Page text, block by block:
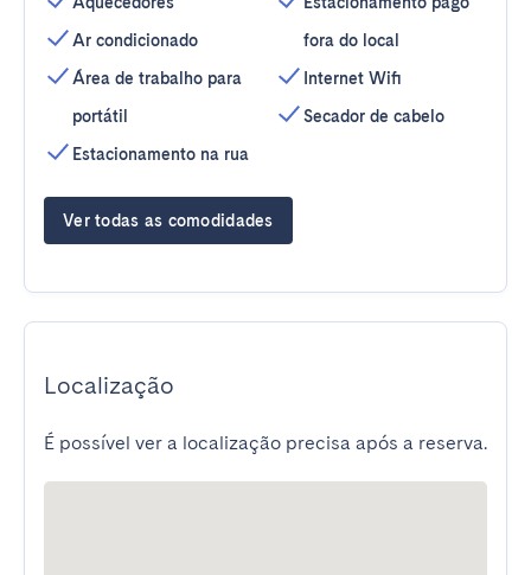
Ar condicionado
Área de trabalho para
portátil
Estacionamento na rua
fora do local
Internet Wifi
Secador de cabelo
Ver todas as comodidades
Localização
É possível ver a localização precisa após a reserva.